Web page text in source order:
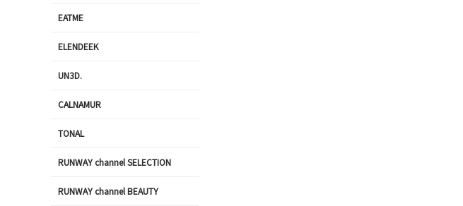
EATME
ELENDEEK
UN3D.
CALNAMUR
TONAL
RUNWAY channel SELECTION
RUNWAY channel BEAUTY